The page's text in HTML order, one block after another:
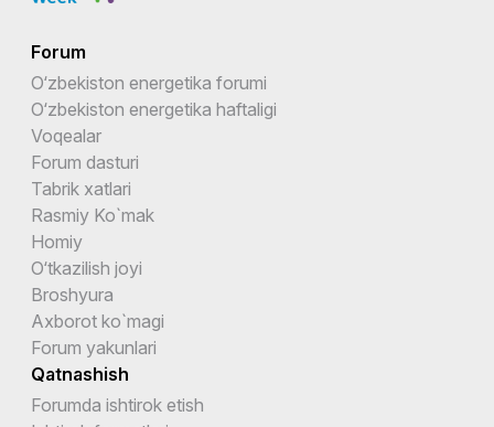
Forum
O‘zbekiston energetika forumi
O‘zbekiston energetika haftaligi
Voqealar
Forum dasturi
Tabrik xatlari
Rasmiy Ko`mak
Homiy
O‘tkazilish joyi
Broshyura
Axborot ko`magi
Forum yakunlari
Qatnashish
Forumda ishtirok etish